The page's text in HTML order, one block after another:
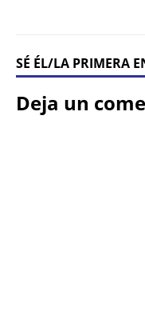
SÉ ÉL/LA PRIMERA
Deja un